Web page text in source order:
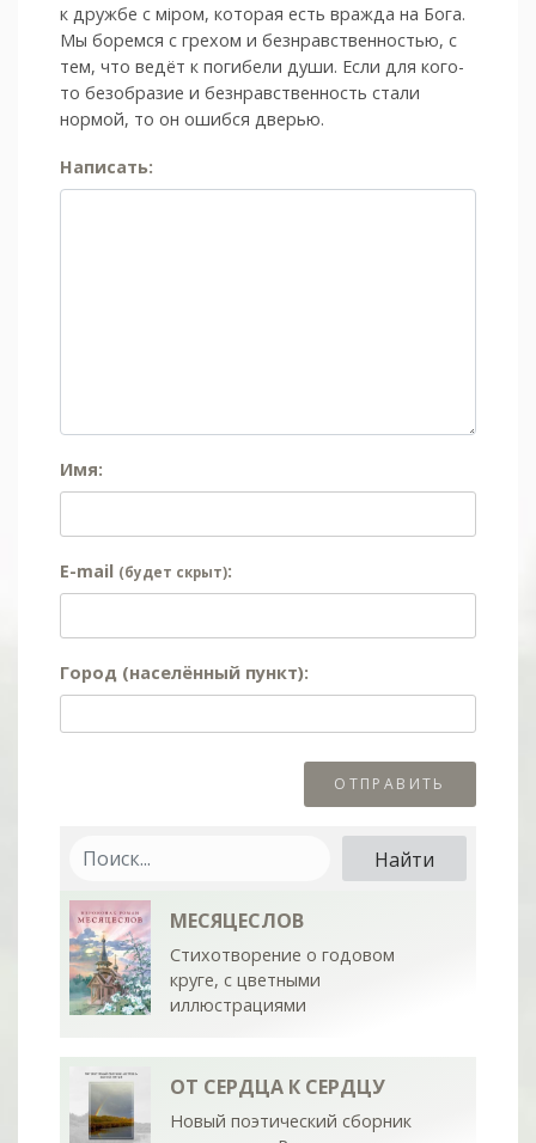
к дружбе с мiром, которая есть вражда на Бога.
Мы боремся с грехом и без­нрав­ствен­ностью, с
тем, что ведёт к погибели души. Если для кого-
то безобразие и безнравственность стали
нормой, то он ошибся дверью.
Написать:
Имя:
E-mail (будет скрыт):
Город (населённый пункт):
МЕСЯЦЕСЛОВ
Стихотворение о годовом
круге, с цветными
иллюстрациями
ОТ СЕРДЦА К СЕРДЦУ
Новый поэтический сборник